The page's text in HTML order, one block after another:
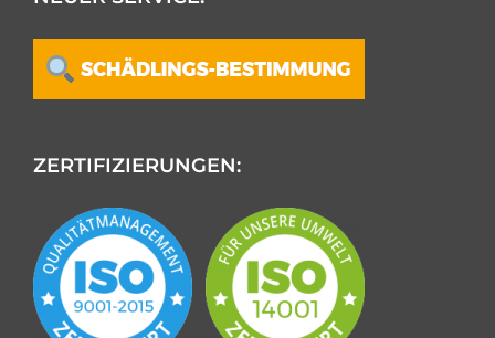
ZERTIFIZIERUNGEN: